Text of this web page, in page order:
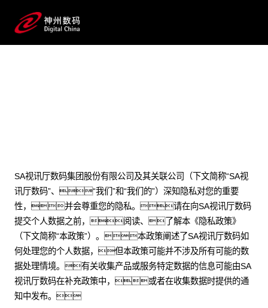
SA视讯厅数码集团股份有限公司及其关联公司（下文简称“SA视
讯厅数码”、“我们”和“我们的”）深知隐私对您的重要
性，并会尊重您的隐私。请在向SA视讯厅数码
提交个人数据之前，阅读、了解本《隐私政策》
（下文简称“本政策”）。本政策阐述了SA视讯厅数码如
何处理您的个人数据，但本政策可能并不涉及所有可能的数
据处理情境。有关收集产品或服务特定数据的信息可能由SA
视讯厅数码在补充政策中，或者在收集数据时提供的通
知中发布。